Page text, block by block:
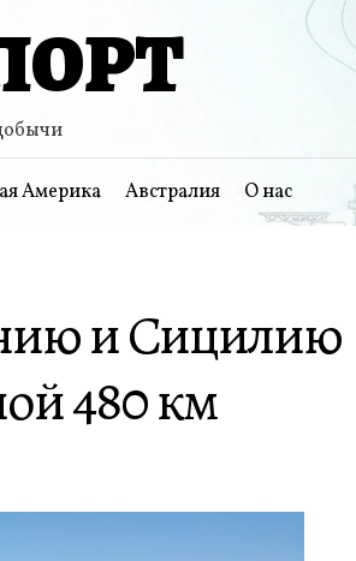
Америка Австралия О нас
и Сицилию
480 км